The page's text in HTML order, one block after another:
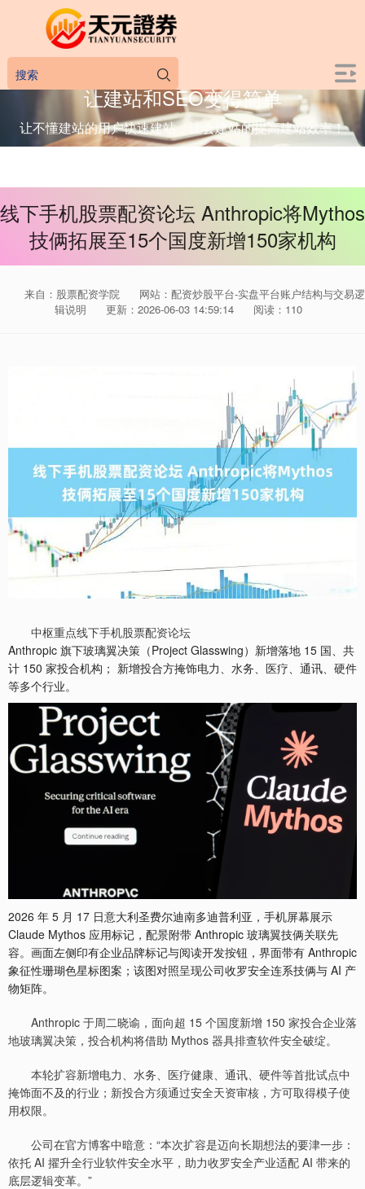
让建站和SEO变得简单
让不懂建站的用户快速建站，让会建站的提高建站效率！
线下手机股票配资论坛 Anthropic将Mythos
技俩拓展至15个国度新增150家机构
来自：股票配资学院
网站：配资炒股平台-实盘平台账户结构与交易逻
辑说明
更新：2026-06-03 14:59:14 阅读：110
中枢重点线下手机股票配资论坛
Anthropic 旗下玻璃翼决策（Project Glasswing）新增落地 15 国、共
计 150 家投合机构； 新增投合方掩饰电力、水务、医疗、通讯、硬件
等多个行业。
2026 年 5 月 17 日意大利圣费尔迪南多迪普利亚，手机屏幕展示
Claude Mythos 应用标记，配景附带 Anthropic 玻璃翼技俩关联先
容。画面左侧印有企业品牌标记与阅读开发按钮，界面带有 Anthropic
象征性珊瑚色星标图案；该图对照呈现公司收罗安全连系技俩与 AI 产
物矩阵。
Anthropic 于周二晓谕，面向超 15 个国度新增 150 家投合企业落
地玻璃翼决策，投合机构将借助 Mythos 器具排查软件安全破绽。
本轮扩容新增电力、水务、医疗健康、通讯、硬件等首批试点中
掩饰面不及的行业；新投合方须通过安全天资审核，方可取得模子使
用权限。
公司在官方博客中暗意：“本次扩容是迈向长期想法的要津一步：
依托 AI 擢升全行业软件安全水平，助力收罗安全产业适配 AI 带来的
底层逻辑变革。”